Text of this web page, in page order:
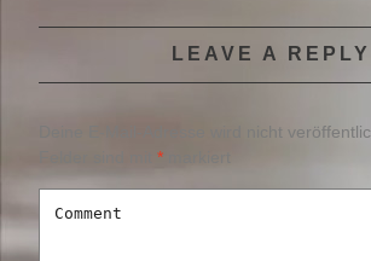
LEAVE A REPLY
Deine E-Mail-Adresse wird nicht
*